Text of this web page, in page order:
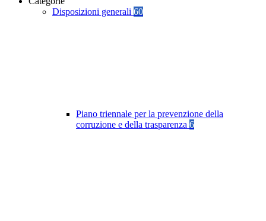
Disposizioni generali 60
Piano triennale per la prevenzione della
corruzione e della trasparenza 6